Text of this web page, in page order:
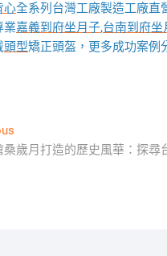
心全系列台灣工廠製造工廠直
業嘉義到府坐月子,台南到府坐
頭型矯正頭盔，更多成功案例
post:
桑歲月打造的歷史風華：探尋